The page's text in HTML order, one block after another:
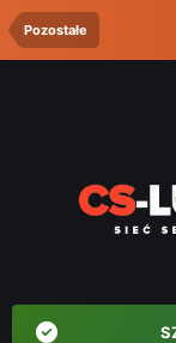
Pozostałe